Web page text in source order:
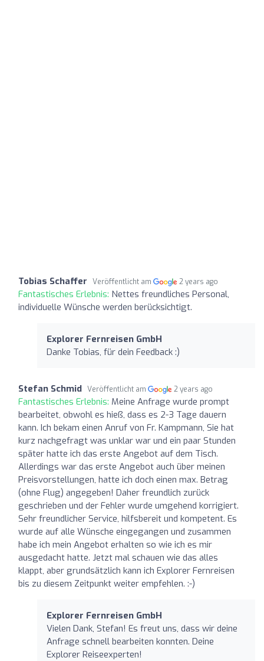
Tobias Schaffer Veröffentlicht am 2 years ago
Fantastisches Erlebnis: Nettes freundliches Personal,
individuelle Wünsche werden berücksichtigt.
Explorer Fernreisen GmbH
Danke Tobias, für dein Feedback :)
Stefan Schmid Veröffentlicht am 2 years ago
Fantastisches Erlebnis: Meine Anfrage wurde prompt
bearbeitet, obwohl es hieß, dass es 2-3 Tage dauern
kann. Ich bekam einen Anruf von Fr. Kampmann, Sie hat
kurz nachgefragt was unklar war und ein paar Stunden
später hatte ich das erste Angebot auf dem Tisch.
Allerdings war das erste Angebot auch über meinen
Preisvorstellungen, hatte ich doch einen max. Betrag
(ohne Flug) angegeben! Daher freundlich zurück
geschrieben und der Fehler wurde umgehend korrigiert.
Sehr freundlicher Service, hilfsbereit und kompetent. Es
wurde auf alle Wünsche eingegangen und zusammen
habe ich mein Angebot erhalten so wie ich es mir
ausgedacht hatte. Jetzt mal schauen wie das alles
klappt, aber grundsätzlich kann ich Explorer Fernreisen
bis zu diesem Zeitpunkt weiter empfehlen. :-)
Explorer Fernreisen GmbH
Vielen Dank, Stefan! Es freut uns, dass wir deine
Anfrage schnell bearbeiten konnten. Deine
Explorer Reiseexperten!